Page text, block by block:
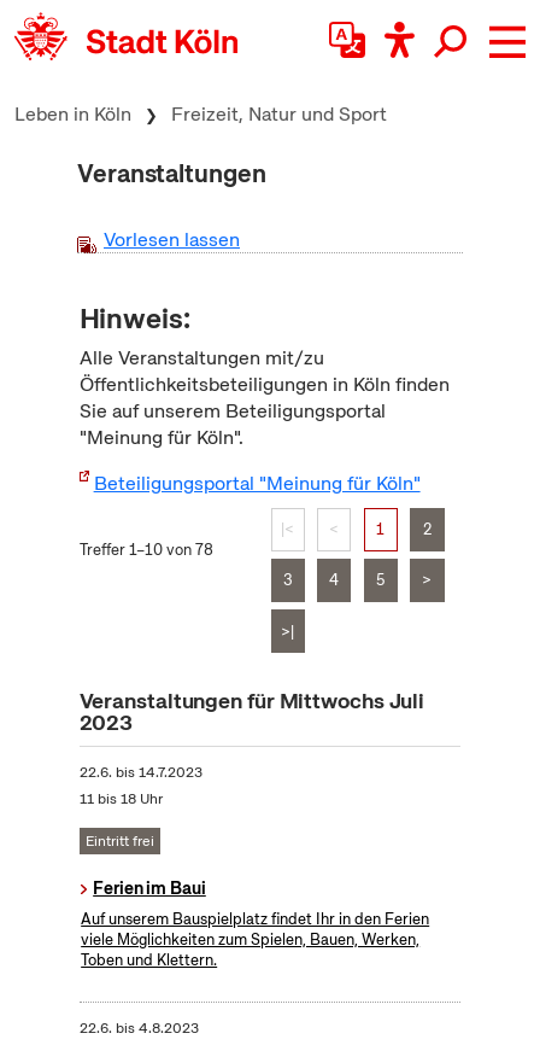
zum Inhalt springen
Leben in Köln Freizeit, Natur und Sport
Veranstaltungen
Vorlesen lassen
Hinweis:
Alle Veranstaltungen mit/zu
Öffentlichkeitsbeteiligungen in Köln finden
Sie auf unserem Beteiligungsportal
"Meinung für Köln".
Beteiligungsportal "Meinung für Köln"
Treffer 1–10 von 78
|< < 1 2
3 4 5 >
>|
Veranstaltungen für Mittwochs Juli
2023
22.6. bis14.7.2023
11 bis 18 Uhr
Eintritt frei
Ferien im Baui
Auf unserem Bauspielplatz findet Ihr in den Ferien
viele Möglichkeiten zum Spielen, Bauen, Werken,
Toben und Klettern.
22.6. bis4.8.2023